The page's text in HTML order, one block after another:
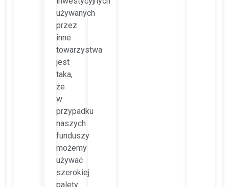
używanych
przez
inne
towarzystwa
jest
taka,
że
w
przypadku
naszych
funduszy
możemy
używać
szerokiej
palety